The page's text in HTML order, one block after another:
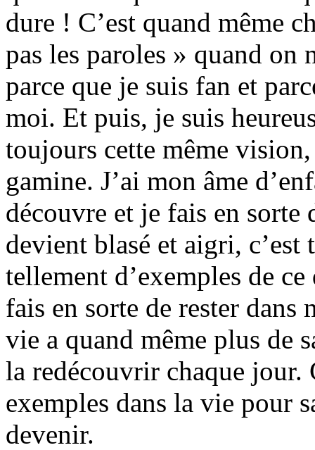
dure ! C’est quand même
pas les paroles » quand on
parce que je suis fan et
moi. Et puis, je suis
toujours cette même
gamine. J’ai mon âme
découvre et je fais en sorte
devient blasé et aigri,
tellement d’exemples de
fais en sorte de rester
vie a quand même plus de
la redécouvrir chaque jour.
exemples dans la vie pour
devenir.